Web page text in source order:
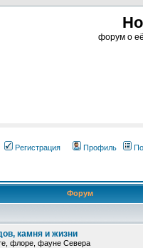
форум о
Регистрация Профиль
Форум
камня и жизни
флоре, фауне Севера